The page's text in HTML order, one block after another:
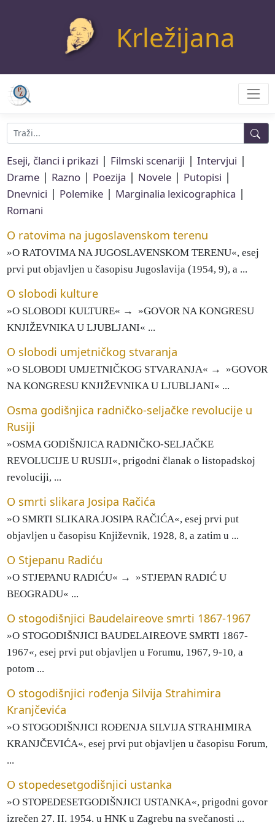
Krležijana
Eseji, članci i prikazi | Filmski scenariji | Intervjui |
Drame| Razno| Poezija | Novele| Putopisi |
Dnevnici | Polemike| Marginalia lexicographica |
Romani
O ratovima na jugoslavenskom terenu
»O RATOVIMA NA JUGOSLAVENSKOM TERENU«, esej
prvi put objavljen u časopisu Jugoslavija (1954, 9), a ...
O slobodi kulture
»O SLOBODI KULTURE« → »GOVOR NA KONGRESU
KNJIŽEVNIKA U LJUBLJANI« ...
O slobodi umjetničkog stvaranja
»O SLOBODI UMJETNIČKOG STVARANJA« → »GOVOR
NA KONGRESU KNJIŽEVNIKA U LJUBLJANI« ...
Osma godišnjica radničko-seljačke revolucije u
Rusiji
»OSMA GODIŠNJICA RADNIČKO-SELJAČKE
REVOLUCIJE U RUSIJI«, prigodni članak o listopadskoj
revoluciji, ...
O smrti slikara Josipa Račića
»O SMRTI SLIKARA JOSIPA RAČIĆA«, esej prvi put
objavljen u časopisu Književnik, 1928, 8, a zatim u ...
O Stjepanu Radiću
»O STJEPANU RADIĆU« → »STJEPAN RADIĆ U
BEOGRADU« ...
O stogodišnjici Baudelaireove smrti 1867-1967
»O STOGODIŠNJICI BAUDELAIREOVE SMRTI 1867-
1967«, esej prvi put objavljen u Forumu, 1967, 9-10, a
potom ...
O stogodišnjici rođenja Silvija Strahimira
Kranjčevića
»O STOGODIŠNJICI ROĐENJA SILVIJA STRAHIMIRA
KRANJČEVIĆA«, esej prvi put objavljen u časopisu Forum,
...
O stopedesetgodišnjici ustanka
»O STOPEDESETGODIŠNJICI USTANKA«, prigodni govor
izrečen 27. II. 1954. u HNK u Zagrebu na svečanosti ...